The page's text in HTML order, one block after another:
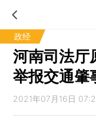
政经
河南司法厅
举报交通肇
2021年07月16日